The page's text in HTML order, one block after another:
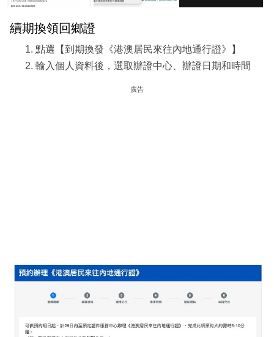
續期換領回鄉證
點選【到期換發《港澳居民來往內地通行證》】
輸入個人資料後，選取辦證中心、辦證日期和時間
廣告